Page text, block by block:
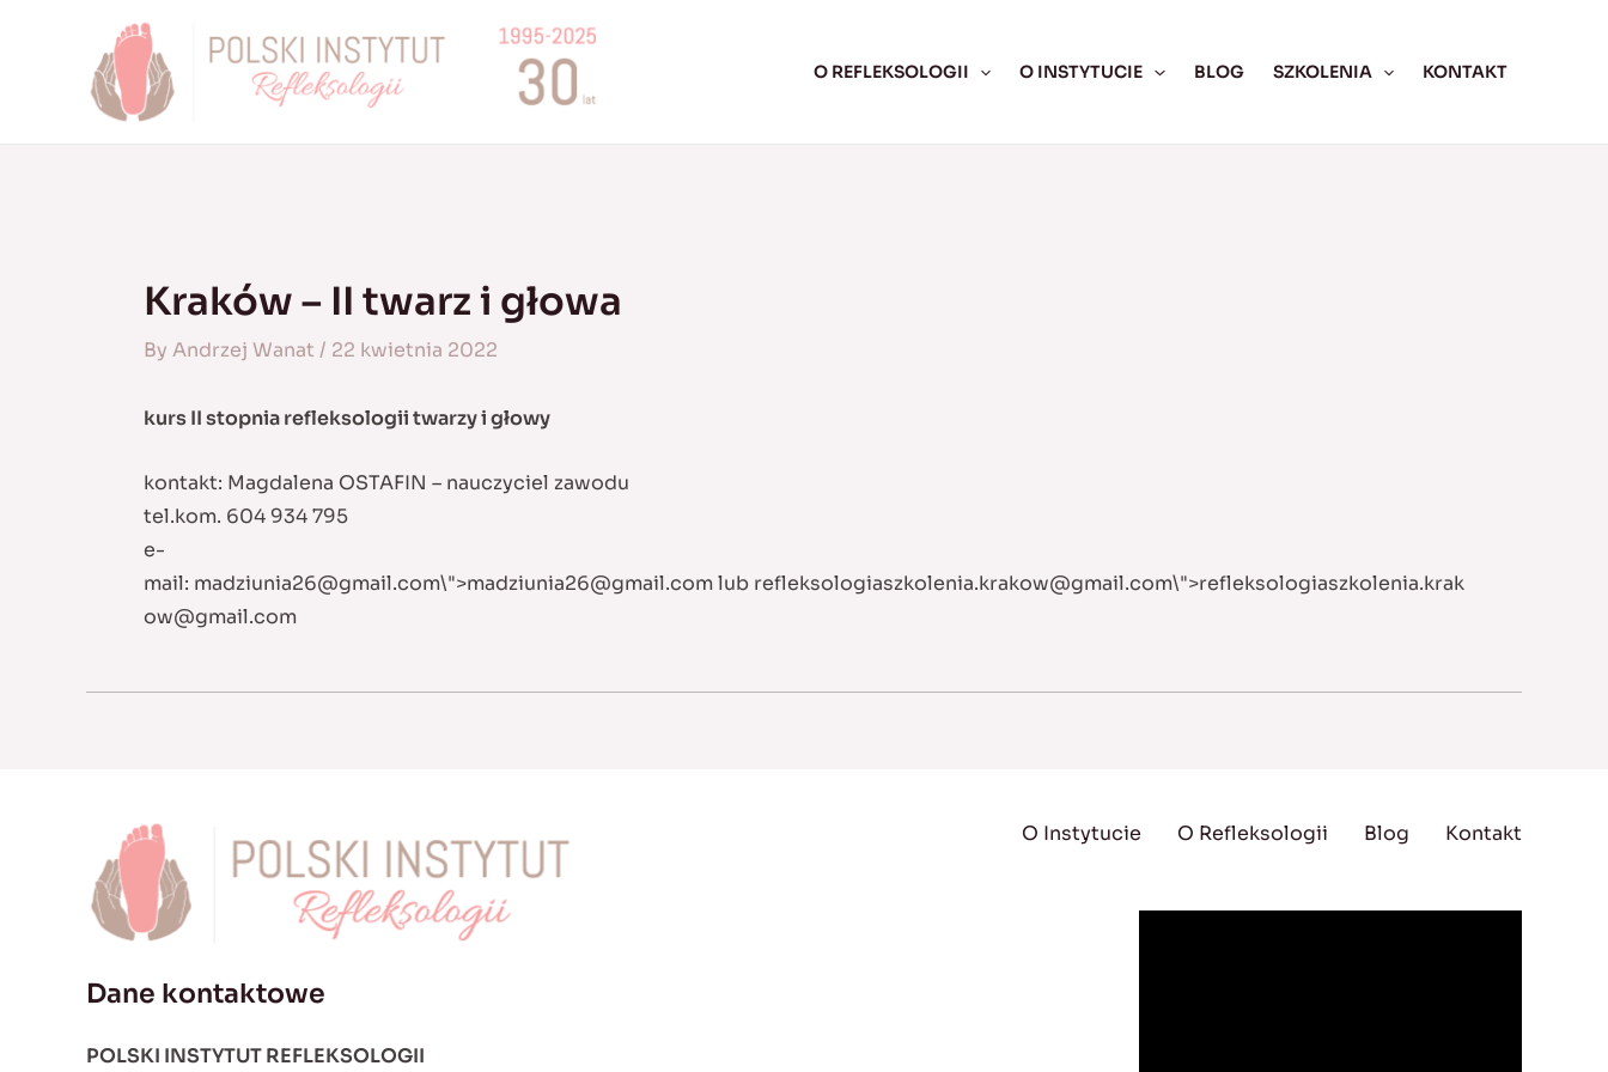
O REFLEKSOLOGII O INSTYTUCIE BLOG SZKOLENIA KONTAKT
Kraków – II twarz i głowa
By Andrzej Wanat / 22 kwietnia 2022
kurs II stopnia refleksologii twarzy i głowy
kontakt: Magdalena OSTAFIN – nauczyciel zawodu
tel.kom. 604 934 795
e-
mail: madziunia26@gmail.com\">madziunia26@gmail.comlub refleksologiaszkolenia.krakow@gmail.com\">refleksologiaszkolenia.krak
ow@gmail.com
Dane kontaktowe
POLSKI INSTYTUT REFLEKSOLOGII
O Instytucie O Refleksologii Blog Kontakt